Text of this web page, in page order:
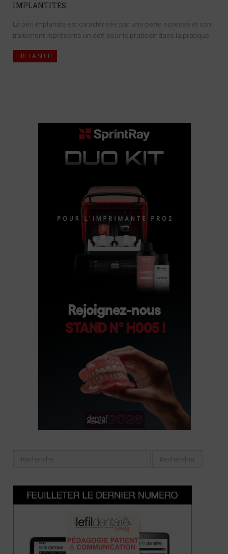
IMPLANTITES
La péri-implantite est caractérisée par une perte osseuse et son
traitement représente un défi pour le praticien dans la pratique…
LIRE LA SUITE